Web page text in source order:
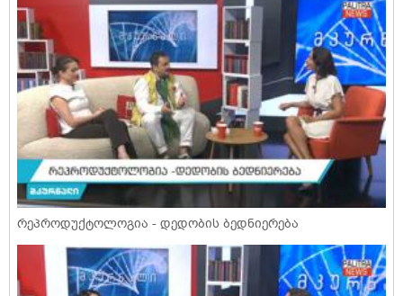
რეპროდუქტოლოგია - დედობის ბედნიერება